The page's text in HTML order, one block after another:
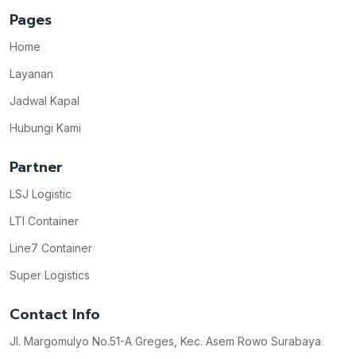
Pages
Home
Layanan
Jadwal Kapal
Hubungi Kami
Partner
LSJ Logistic
LTI Container
Line7 Container
Super Logistics
Contact Info
Jl. Margomulyo No.51-A Greges, Kec. Asem Rowo Surabaya